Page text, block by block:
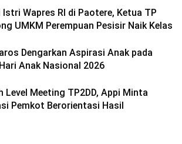
Istri Wapres RI di Paotere, Ketua TP
UMKM Perempuan Pesisir Naik Kelas
Dengarkan Aspirasi Anak pada
Anak Nasional 2026
Level Meeting TP2DD, Appi Minta
Pemkot Berorientasi Hasil